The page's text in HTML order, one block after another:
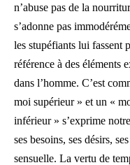
n’abuse pas de la
s’adonne pas
les stupéfiants lui fassent
référence à des éléments
dans l’homme. C’est
moi supérieur » et un «
inférieur » s’exprime
ses besoins, ses désirs,
sensuelle. La vertu de